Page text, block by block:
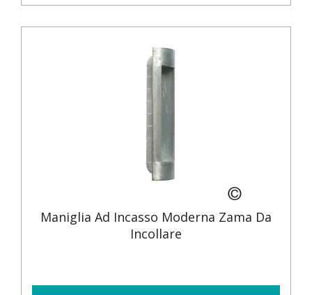
Maniglia Ad Incasso Moderna Zama Da
Incollare